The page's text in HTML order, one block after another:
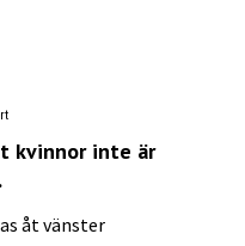
kvinnor inte är
åt vänster